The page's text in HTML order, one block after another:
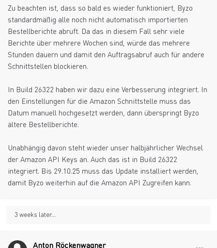
Zu beachten ist, dass so bald es wieder funktioniert, Byzo
standardmäßig alle noch nicht automatisch importierten
Bestellberichte abruft. Da das in diesem Fall sehr viele
Berichte über mehrere Wochen sind, würde das mehrere
Stunden dauern und damit den Auftragsabruf auch für andere
Schnittstellen blockieren.
In Build 26322 haben wir dazu eine Verbesserung integriert. In
den Einstellungen für die Amazon Schnittstelle muss das
Datum manuell hochgesetzt werden, dann überspringt Byzo
ältere Bestellberichte.
Unabhängig davon steht wieder unser halbjährlicher Wechsel
der Amazon API Keys an. Auch das ist in Build 26322
integriert. Bis 29.10.25 muss das Update installiert werden,
damit Byzo weiterhin auf die Amazon API Zugreifen kann.
3 weeks later...
Anton Röckenwagner